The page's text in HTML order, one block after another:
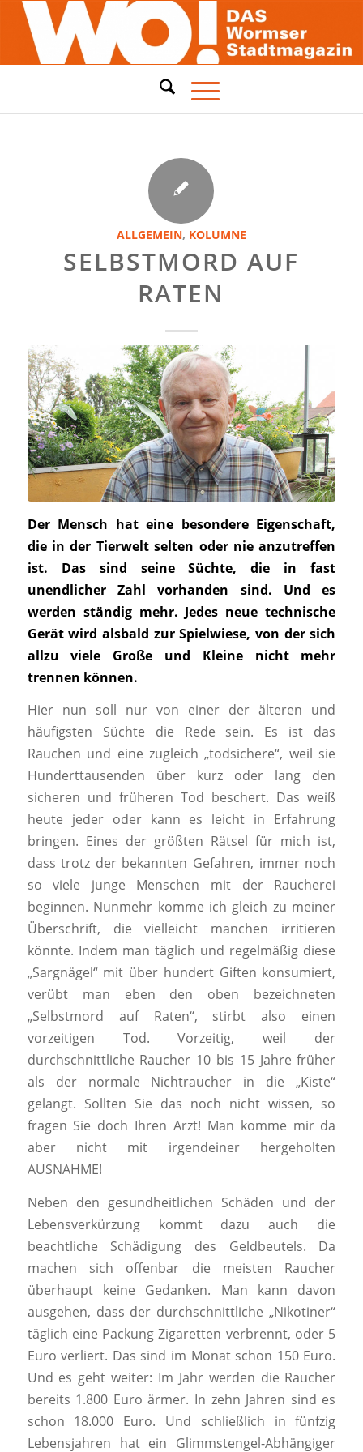
ALLGEMEIN, KOLUMNE
SELBSTMORD AUF
RATEN
Der Mensch hat eine besondere Eigenschaft,
die in der Tierwelt selten oder nie anzutreffen
ist. Das sind seine Süchte, die in fast
unendlicher Zahl vorhanden sind. Und es
werden ständig mehr. Jedes neue technische
Gerät wird alsbald zur Spielwiese, von der sich
allzu viele Große und Kleine nicht mehr
trennen können.
Hier nun soll nur von einer der älteren und
häufigsten Süchte die Rede sein. Es ist das
Rauchen und eine zugleich „todsichere“, weil sie
Hunderttausenden über kurz oder lang den
sicheren und früheren Tod beschert. Das weiß
heute jeder oder kann es leicht in Erfahrung
bringen. Eines der größten Rätsel für mich ist,
dass trotz der bekannten Gefahren, immer noch
so viele junge Menschen mit der Raucherei
beginnen. Nunmehr komme ich gleich zu meiner
Überschrift, die vielleicht manchen irritieren
könnte. Indem man täglich und regelmäßig diese
„Sargnägel“ mit über hundert Giften konsumiert,
verübt man eben den oben bezeichneten
„Selbstmord auf Raten“, stirbt also einen
vorzeitigen Tod. Vorzeitig, weil der
durchschnittliche Raucher 10 bis 15 Jahre früher
als der normale Nichtraucher in die „Kiste“
gelangt. Sollten Sie das noch nicht wissen, so
fragen Sie doch Ihren Arzt! Man komme mir da
aber nicht mit irgendeiner hergeholten
AUSNAHME!
Neben den gesundheitlichen Schäden und der
Lebensverkürzung kommt dazu auch die
beachtliche Schädigung des Geldbeutels. Da
machen sich offenbar die meisten Raucher
überhaupt keine Gedanken. Man kann davon
ausgehen, dass der durchschnittliche „Nikotiner“
täglich eine Packung Zigaretten verbrennt, oder 5
Euro verliert. Das sind im Monat schon 150 Euro.
Und es geht weiter: Im Jahr werden die Raucher
bereits 1.800 Euro ärmer. In zehn Jahren sind es
schon 18.000 Euro. Und schließlich in fünfzig
Lebensjahren hat ein Glimmstengel-Abhängiger